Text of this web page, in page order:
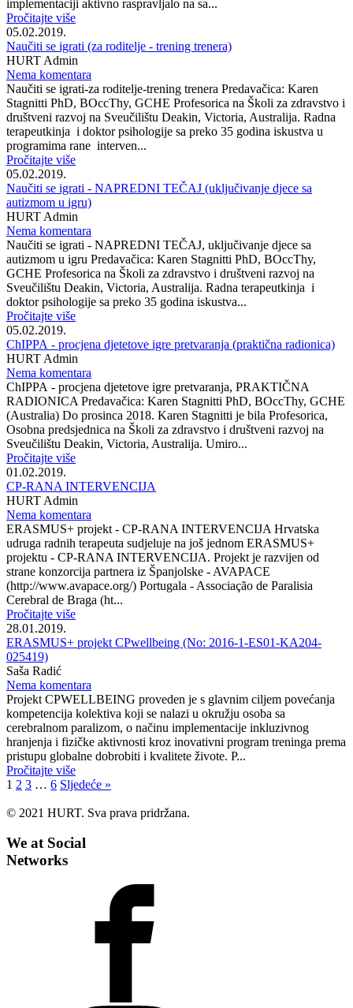
implementaciji aktivno raspravljalo na sa...
Pročitajte više
05.02.2019.
Naučiti se igrati (za roditelje - trening trenera)
HURT Admin
Nema komentara
Naučiti se igrati-za roditelje-trening trenera Predavačica: Karen
Stagnitti PhD, BOccThy, GCHE Profesorica na Školi za zdravstvo i
društveni razvoj na Sveučilištu Deakin, Victoria, Australija. Radna
terapeutkinja i doktor psihologije sa preko 35 godina iskustva u
programima rane interven...
Pročitajte više
05.02.2019.
Naučiti se igrati - NAPREDNI TEČAJ (uključivanje djece sa
autizmom u igru)
HURT Admin
Nema komentara
Naučiti se igrati - NAPREDNI TEČAJ, uključivanje djece sa
autizmom u igru Predavačica: Karen Stagnitti PhD, BOccThy,
GCHE Profesorica na Školi za zdravstvo i društveni razvoj na
Sveučilištu Deakin, Victoria, Australija. Radna terapeutkinja i
doktor psihologije sa preko 35 godina iskustva...
Pročitajte više
05.02.2019.
ChIPPA - procjena djetetove igre pretvaranja (praktična radionica)
HURT Admin
Nema komentara
ChIPPA - procjena djetetove igre pretvaranja, PRAKTIČNA
RADIONICA Predavačica: Karen Stagnitti PhD, BOccThy, GCHE
(Australia) Do prosinca 2018. Karen Stagnitti je bila Profesorica,
Osobna predsjednica na Školi za zdravstvo i društveni razvoj na
Sveučilištu Deakin, Victoria, Australija. Umiro...
Pročitajte više
01.02.2019.
CP-RANA INTERVENCIJA
HURT Admin
Nema komentara
ERASMUS+ projekt - CP-RANA INTERVENCIJA Hrvatska
udruga radnih terapeuta sudjeluje na još jednom ERASMUS+
projektu - CP-RANA INTERVENCIJA. Projekt je razvijen od
strane konzorcija partnera iz Španjolske - AVAPACE
(http://www.avapace.org/) Portugala - Associação de Paralisia
Cerebral de Braga (ht...
Pročitajte više
28.01.2019.
ERASMUS+ projekt CPwellbeing (No: 2016-1-ES01-KA204-
025419)
Saša Radić
Nema komentara
Projekt CPWELLBEING proveden je s glavnim ciljem povećanja
kompetencija kolektiva koji se nalazi u okružju osoba sa
cerebralnom paralizom, o načinu implementacije inkluzivnog
hranjenja i fizičke aktivnosti kroz inovativni program treninga prema
pristupu globalne dobrobiti i kvalitete živote. P...
Pročitajte više
1 2 3 … 6 Sljedeće »
© 2021 HURT. Sva prava pridržana.
We at Social
Networks